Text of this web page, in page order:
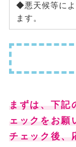
◆悪天候等によ
ます。
まずは、下記
ェックをお願
チェック後、